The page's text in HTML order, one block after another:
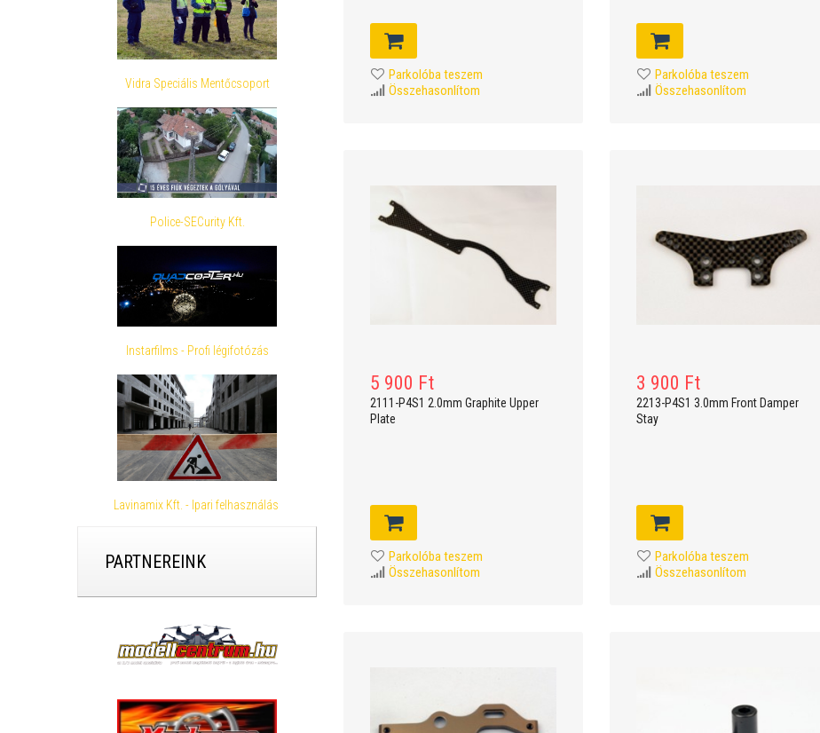
Parkolóba teszem
Összehasonlítom
Parkolóba teszem
Összehasonlítom
5 900 Ft
2111-P4S1 2.0mm Graphite Upper
Plate
Parkolóba teszem
Összehasonlítom
3 900 Ft
2213-P4S1 3.0mm Front Damper
Stay
Parkolóba teszem
Összehasonlítom
Vidra Speciális Mentőcsoport
Police-SECurity Kft.
Instarfilms - Profi légifotózás
Lavinamix Kft. - Ipari felhasználás
PARTNEREINK